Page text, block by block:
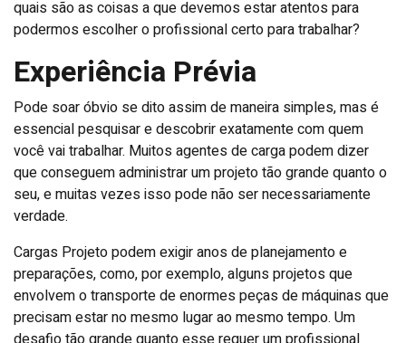
quais são as coisas a que devemos estar atentos para
podermos escolher o profissional certo para trabalhar?
Experiência Prévia
Pode soar óbvio se dito assim de maneira simples, mas é
essencial pesquisar e descobrir exatamente com quem
você vai trabalhar. Muitos agentes de carga podem dizer
que conseguem administrar um projeto tão grande quanto o
seu, e muitas vezes isso pode não ser necessariamente
verdade.
Cargas Projeto podem exigir anos de planejamento e
preparações, como, por exemplo, alguns projetos que
envolvem o transporte de enormes peças de máquinas que
precisam estar no mesmo lugar ao mesmo tempo. Um